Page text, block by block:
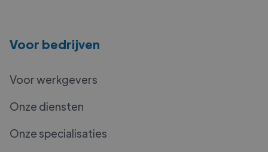
Voor bedrijven
Voor werkgevers
Onze diensten
Onze specialisaties